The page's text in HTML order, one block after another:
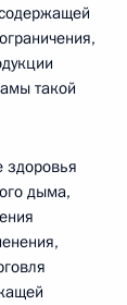
такой
здоровья
дыма,